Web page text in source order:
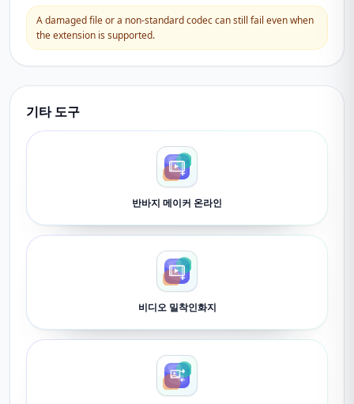
A damaged file or a non-standard codec can still fail even when
the extension is supported.
기타 도구
반바지 메이커 온라인
비디오 밀착인화지